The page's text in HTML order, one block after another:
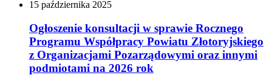
15 października 2025
Ogłoszenie konsultacji w sprawie Rocznego
Programu Współpracy Powiatu Złotoryjskiego
z Organizacjami Pozarządowymi oraz innymi
podmiotami na 2026 rok